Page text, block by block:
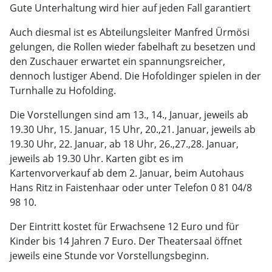
Gute Unterhaltung wird hier auf jeden Fall garantiert
Auch diesmal ist es Abteilungsleiter Manfred Ürmösi
gelungen, die Rollen wieder fabelhaft zu besetzen und
den Zuschauer erwartet ein spannungsreicher,
dennoch lustiger Abend. Die Hofoldinger spielen in der
Turnhalle zu Hofolding.
Die Vorstellungen sind am 13., 14., Januar, jeweils ab
19.30 Uhr, 15. Januar, 15 Uhr, 20.,21. Januar, jeweils ab
19.30 Uhr, 22. Januar, ab 18 Uhr, 26.,27.,28. Januar,
jeweils ab 19.30 Uhr. Karten gibt es im
Kartenvorverkauf ab dem 2. Januar, beim Autohaus
Hans Ritz in Faistenhaar oder unter Telefon 0 81 04/8
98 10.
Der Eintritt kostet für Erwachsene 12 Euro und für
Kinder bis 14 Jahren 7 Euro. Der Theatersaal öffnet
jeweils eine Stunde vor Vorstellungsbeginn.